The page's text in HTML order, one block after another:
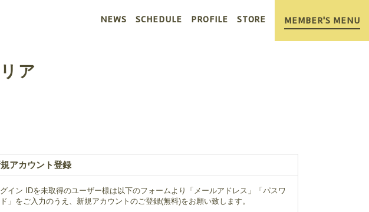
NEWS SCHEDULE PROFILE STORE MEMBER'S MENU
ア
アカウント登録
イン IDを未取得のユーザー様は以下のフォームより「メールアドレス」「パスワ
」をご入力のうえ、新規アカウントのご登録(無料)をお願い致します。